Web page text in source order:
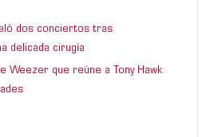
dos conciertos tras
delicada cirugía
Weezer que reúne a Tony Hawk